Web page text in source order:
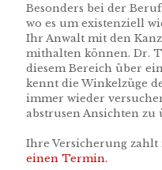
Besonders bei der
wo es um existenziell
Ihr Anwalt mit den
mithalten können. Dr.
diesem Bereich über
kennt die Winkelzüge
immer wieder
abstrusen Ansichten zu
Ihre Versicherung
einen Termin.